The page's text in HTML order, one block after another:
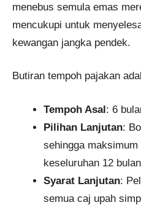
menebus semula emas
mencukupi untuk
kewangan jangka pendek.
Butiran tempoh pajakan
Tempoh Asal: 6
Pilihan Lanjutan:
sehingga
keseluruhan 12
Syarat Lanjutan:
semua caj upah